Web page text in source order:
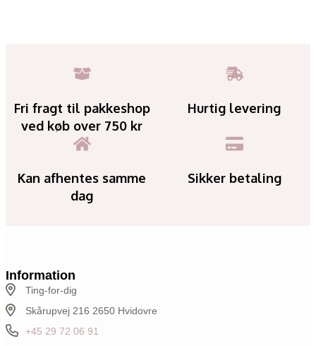
Fri fragt til pakkeshop
ved køb over 750 kr
Hurtig levering
Kan afhentes samme
dag
Sikker betaling
Information
Ting-for-dig
Skårupvej 216 2650 Hvidovre
+45 29 72 06 91